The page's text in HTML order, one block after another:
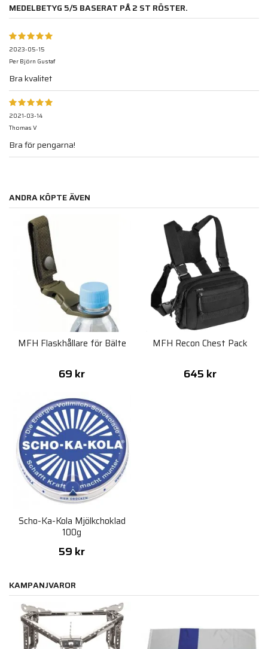
MEDELBETYG 5/5 BASERAT PÅ2 ST RÖSTER.
2023-05-15
Per Björn Gustaf
Bra kvalitet
2021-03-14
Thomas V
Bra för pengarna!
ANDRA KÖPTE ÄVEN
MFH Flaskhållare för Bälte
69 kr
MFH Recon Chest Pack
645 kr
Scho-Ka-Kola Mjölkchoklad
100g
59 kr
KAMPANJVAROR